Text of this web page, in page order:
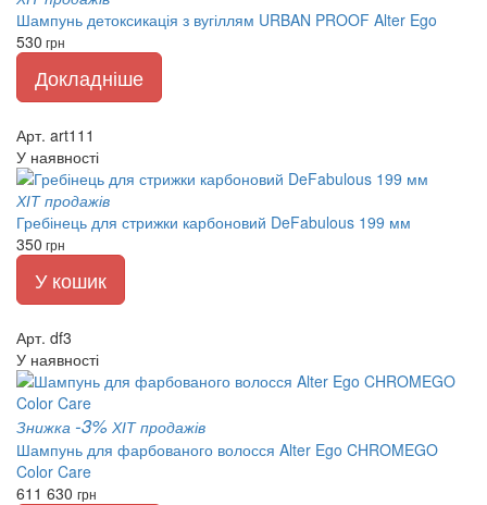
Шампунь детоксикація з вугіллям URBAN PROOF Alter Ego
530 грн
Докладніше
Арт. art111
У наявності
ХІТ продажів
Гребінець для стрижки карбоновий DeFabulous 199 мм
350 грн
У кошик
Арт. df3
У наявності
Знижка -3% ХІТ продажів
Шампунь для фарбованого волосся Alter Ego CHROMEGO
Color Care
611 630 грн